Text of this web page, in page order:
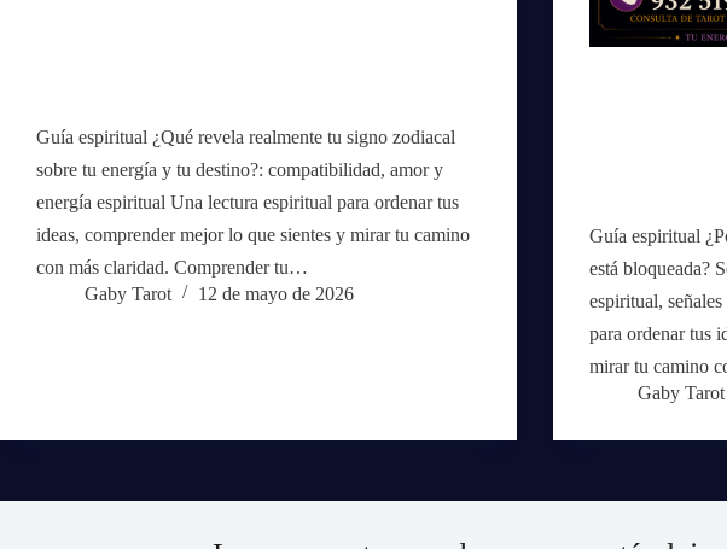
Guía espiritual ¿Qué revela realmente tu signo zodiacal
sobre tu energía y tu destino?: compatibilidad, amor y
energía espiritual Una lectura espiritual para ordenar tus
ideas, comprender mejor lo que sientes y mirar tu camino
con más claridad. Comprender tu…
Gaby Tarot
12 de mayo de 2026
Guía espiritual
está bloqueada?
espiritual,
para ordenar tus
mirar tu camino
Gaby Tarot